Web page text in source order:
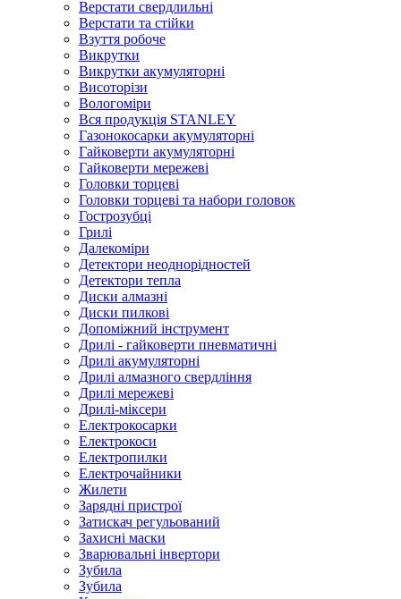
Верстати свердлильні
Верстати та стійки
Взуття робоче
Викрутки
Викрутки акумуляторні
Висоторізи
Вологоміри
Вся продукція STANLEY
Газонокосарки акумуляторні
Гайковерти акумуляторні
Гайковерти мережеві
Головки торцеві
Головки торцеві та набори головок
Гострозубці
Грилі
Далекоміри
Детектори неоднорідностей
Детектори тепла
Диски алмазні
Диски пилкові
Допоміжний інструмент
Дрилі - гайковерти пневматичні
Дрилі акумуляторні
Дрилі алмазного свердління
Дрилі мережеві
Дрилі-міксери
Електрокосарки
Електрокоси
Електропилки
Електрочайники
Жилети
Зарядні пристрої
Затискач регульований
Захисні маски
Зварювальні інвертори
Зубила
Зубила